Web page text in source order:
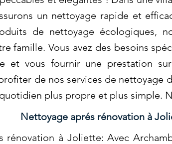
un nettoyage rapide et
de nettoyage écologiques,
famille. Vous avez des besoins
et vous fournir une prestation
de nos services de nettoyage
plus propre et plus simple.
Nettoyage aprés rénovation à
rénovation à Joliette: Avec